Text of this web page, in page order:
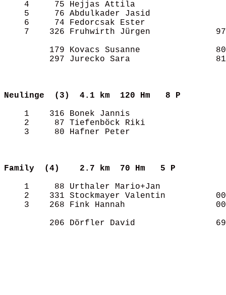
4     75 Hejjas Attila
5     76 Abdulkader Jasid
6     74 Fedorcsak Ester
7    326 Fruhwirth Jürgen
179 Kovacs Susanne
297 Jurecko Sara
Neulinge  (3)
4.1 km  120 Hm   8 P
1    316 Bonek Jannis
2     87 Tiefenböck Riki
3     80 Hafner Peter
Family  (4)
2.7 km  70 Hm   5 P
1     88 Urthaler Mario+Jan
2    331 Stockmayer Valentin
3    268 Fink Hannah
206 Dörfler David